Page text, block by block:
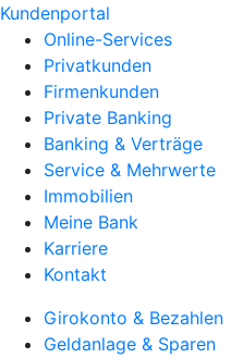
Kundenportal
Online-Services
Privatkunden
Firmenkunden
Private Banking
Banking & Verträge
Service & Mehrwerte
Immobilien
Meine Bank
Karriere
Kontakt
Girokonto & Bezahlen
Geldanlage & Sparen